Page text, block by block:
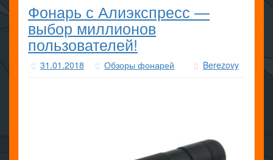
Фонарь с Алиэкспресс —
выбор миллионов
пользователей!
31.01.2018 Обзоры фонарей Berezovy